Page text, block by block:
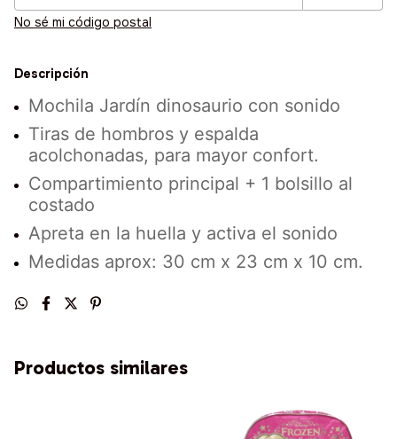
No sé mi código postal
Descripción
Mochila Jardín dinosaurio con sonido
Tiras de hombros y espalda
acolchonadas, para mayor confort.
Compartimiento principal + 1 bolsillo al
costado
Apreta en la huella y activa el sonido
Medidas aprox: 30 cm x 23 cm x 10 cm.
Productos similares